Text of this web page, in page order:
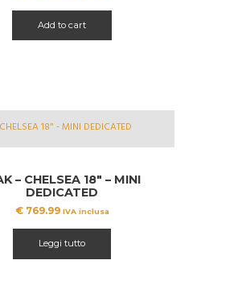
Add to cart
– CHELSEA 18″ – MINI
DEDICATED
€769.99 IVA inclusa
Leggi tutto